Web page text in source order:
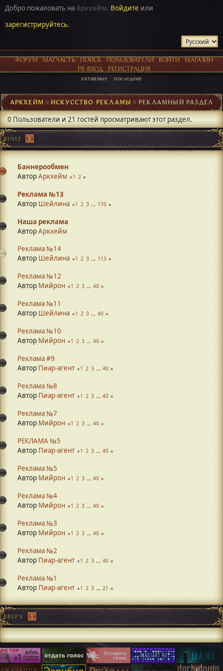
Добро пожаловать наАркхейм. Войдите или
зарегистрируйтесь.
ФОРУМ МАТЧАСТЬ ПОИСК ПОЛЬЗОВАТЕЛИ ВОЙТИ
МАГАЗИН
PR-ВХОД
РЕГИСТРАЦИЯ
активные последние
АРКХЕЙМ ►ИСКУССТВО РЕКЛАМЫ ►РЕКЛАМНЫЙ РАЗДЕЛ
0 Пользователи и 21 гостей просматривают этот раздел.
ВНИЗ 1
Баннерообмен
АвторАркхейм 1 2
Реклама №13
Автор Шейлина 1 2 3 ... 170
Наша реклама
АвторАркхейм
Реклама №14
Автор Шейлина 1 2 3 ... 113
Реклама №12
Автор Мийрон 1 2 3 ... 40
Реклама №11
Автор Шейлина 1 2 3 ... 40
Реклама №10
Автор Мийрон 1 2 3 ... 40
Реклама #9
Автор Пиар-агент 1 2 3 ... 40
Реклама №8
Автор Пиар-агент 1 2 3 ... 40
Реклама №7
Автор Мийрон 1 2 3 ... 40
РЕКЛАМА №5
Автор Пиар-агент 1 2 3 ... 40
Реклама №5
Автор Мийрон 1 2 3 ... 40
Реклама №4
Автор Мийрон 1 2 3 ... 40
Реклама №3
Автор Мийрон 1 2 3 ... 40
Реклама №2
Автор Пиар-агент 1 2 3 ... 40
Реклама №1
Автор Пиар-агент 1 2 3 ... 21
ВВЕРХ 1